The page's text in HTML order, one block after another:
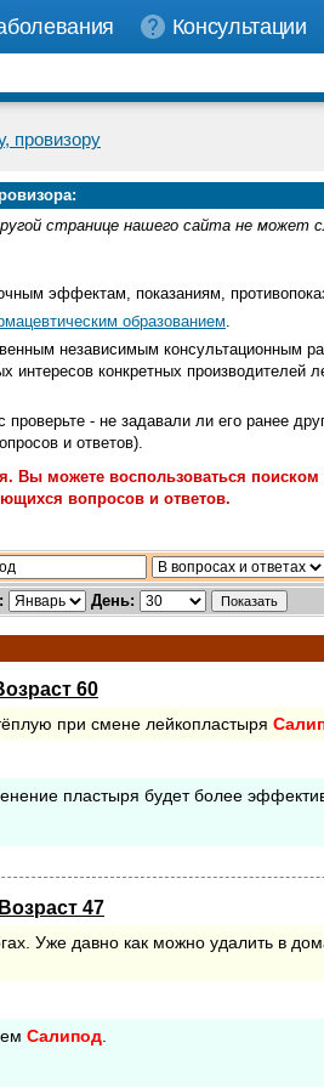
Консультации
провизору
странице нашего сайта не может
эффектам, показаниям,
образованием.
независимым
интересов конкретных производителей
проверьте - не задавали ли его ранее
и ответов).
Вы можете воспользоваться
вопросов и ответов.
День:
60
при смене лейкопластыря
пластыря будет более
47
Уже давно как можно удалить в
Салипод